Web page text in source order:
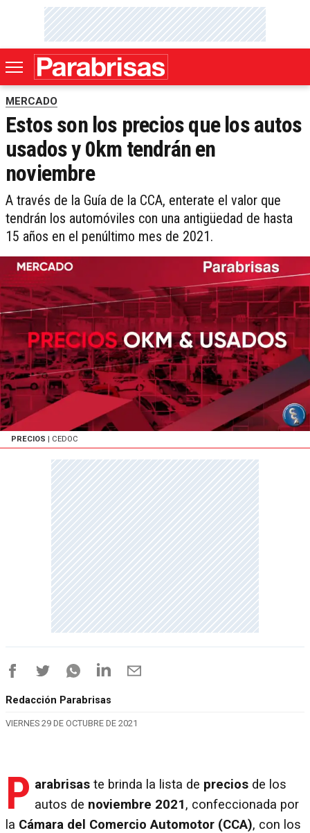
MERCADO
Estos son los precios que los autos
usados y 0km tendrán en
noviembre
A través de la Guía de la CCA, enterate el valor que
tendrán los automóviles con una antigüedad de hasta
15 años en el penúltimo mes de 2021.
PRECIOS | CEDOC
Redacción Parabrisas
VIERNES 29 DE OCTUBRE DE 2021
P arabrisas te brinda la lista de precios de los
autos de noviembre 2021, confeccionada por
la Cámara del Comercio Automotor (CCA), con los